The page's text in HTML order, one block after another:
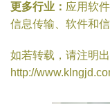
更多行业： 应用软
信息传输、软件和
如若转载，请注明出
http://